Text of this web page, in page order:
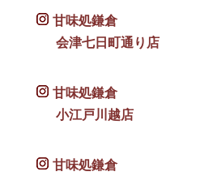
甘味処鎌倉
会津七日町通り店
甘味処鎌倉
小江戸川越店
甘味処鎌倉